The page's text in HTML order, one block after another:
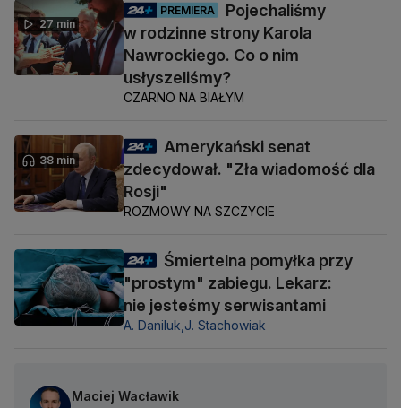
27 min
PREMIERA
Pojechaliśmy
w rodzinne strony Karola
Nawrockiego. Co o nim
usłyszeliśmy?
CZARNO NA BIAŁYM
38 min
Amerykański senat
zdecydował. "Zła wiadomość dla
Rosji"
ROZMOWY NA SZCZYCIE
Śmiertelna pomyłka przy
"prostym" zabiegu. Lekarz:
nie jesteśmy serwisantami
A. Daniluk,J. Stachowiak
Maciej Wacławik